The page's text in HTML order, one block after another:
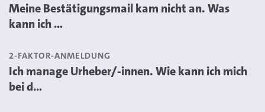
Meine Bestätigungsmail kam nicht an. Was
kann ich ...
2-FAKTOR-ANMELDUNG
Ich manage Urheber/-innen. Wie kann ich mich
bei d...